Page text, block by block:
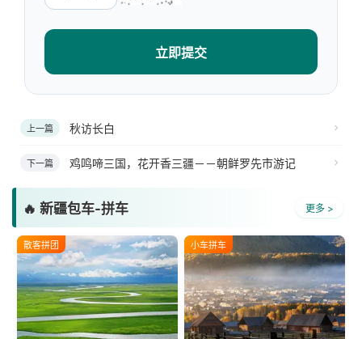
立即提交
上一篇 秋访长白
下一篇 鸡鸣啼三国，花开香三疆－－朝鲜罗先市游记
🔥 新疆包车-拼车 更多 >
散客拼团 小车拼车